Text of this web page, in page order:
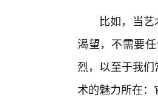
比如，当
渴望，不需要
烈，以至于我
术的魅力所在